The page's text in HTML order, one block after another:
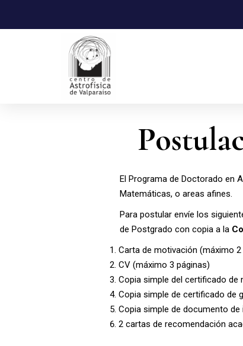
El Programa de Doctorado en
Matemáticas, o areas afines.
Para postular envíe los
de Postgrado con copia a la
Carta de motivación (máximo 2
CV (máximo 3 páginas)
Copia simple del certificado de
Copia simple de certificado de
Copia simple de documento de
2 cartas de recomendación